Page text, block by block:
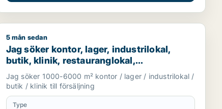
fastighetsmark, bostadsfastighet, hotell
Jag söker kontor, lager, industrilokal, butik, klinik,
5 mån sedan
Jag söker kontor, lager, industrilokal,
butik, klinik, restauranglokal,
fastighetsmark, bostadsfastighet, hotell
eller garage till salu i Härryda, Partille eller
Öckerö m.fl.
Jag söker 1000-6000 m² kontor / lager / industrilokal /
butik / klinik till försäljning
Type